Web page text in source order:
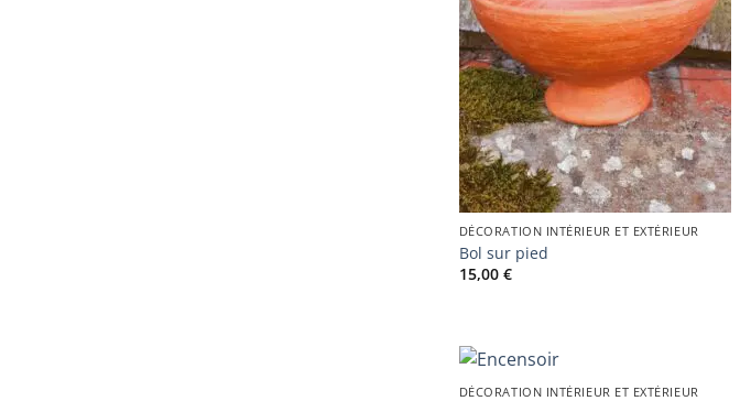
DÉCORATION INTÉRIEUR ET EXTÉRIEUR
Bol sur pied
15,00 €
DÉCORATION INTÉRIEUR ET EXTÉRIEUR